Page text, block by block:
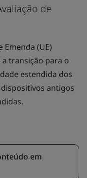
de
(UE)
a transição para o
estendida dos
antigos
em